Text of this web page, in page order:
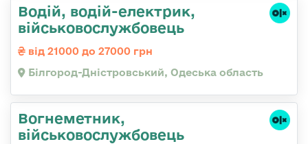
Водій, водій-електрик,
військовослужбовець
від 21000 до 27000 грн
Білгород-Дністровський, Одеська область
Вогнеметник,
військовослужбовець